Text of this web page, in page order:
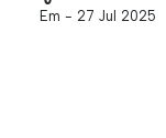
Em - 27 Jul 2025